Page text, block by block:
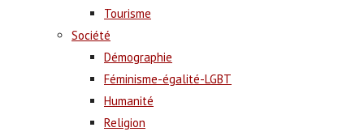
Tourisme
Société
Démographie
Féminisme-égalité-LGBT
Humanité
Religion